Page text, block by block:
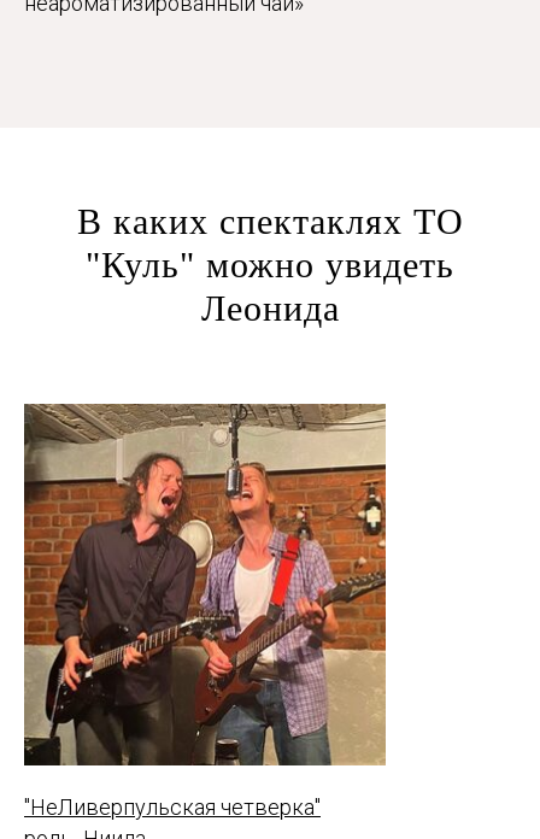
В каких спектаклях ТО
"Куль" можно увидеть
Леонида
"НеЛиверпульская четверка"